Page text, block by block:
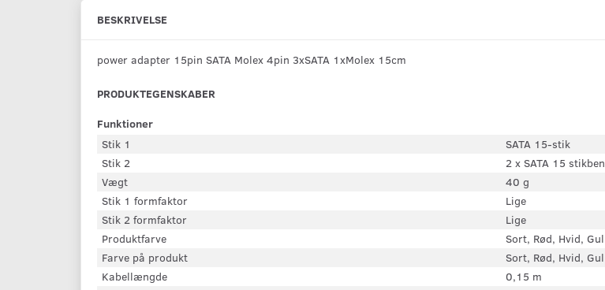
BESKRIVELSE
power adapter 15pin SATA Molex 4pin 3xSATA 1xMolex 15cm
PRODUKTEGENSKABER
Funktioner
Stik 1
SATA 15-stik
Stik 2
2 x SATA 15 stikben
Vægt
40 g
Stik 1 formfaktor
Lige
Stik 2 formfaktor
Lige
Produktfarve
Sort, Rød, Hvid, Gul
Farve på produkt
Sort, Rød, Hvid, Gul
Kabellængde
0,15 m